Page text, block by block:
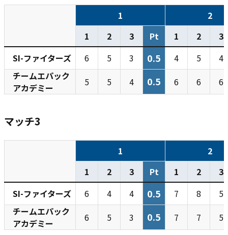
1
2
1
2 3 Pt 1 2
3
SI-ファイターズ
6 5 3 0.5 4 5
4
チームエパック
アカデミー
5 5 4 0.5 6 6 6
マッチ3
1
2
1
2 3 Pt 1 2
3
SI-ファイターズ
6 4 4 0.5 7 8
5
チームエパック
アカデミー
6 5 3 0.5 7 7 5